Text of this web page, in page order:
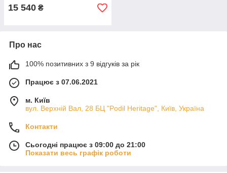
15 540 ₴
Про нас
100% позитивних з 9 відгуків за рік
Працює з 07.06.2021
м. Київ
вул. Верхній Вал, 28 БЦ "Podil Heritage", Київ, Україна
Контакти
Сьогодні працює з 09:00 до 21:00
Показати весь графік роботи